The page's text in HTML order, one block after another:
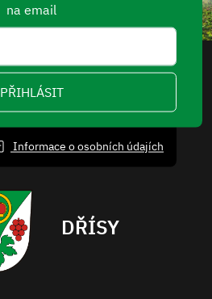
na email
PŘIHLÁSIT
Informace o osobních údajích
DŘÍSY